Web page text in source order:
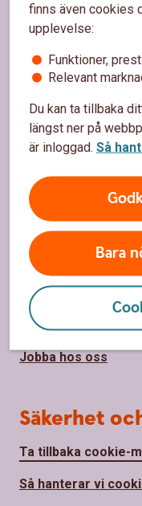
finns även cookies
upplevelse:
Funktioner,
Relevant
Du kan ta tillbaka
längst ner på
är inloggad. Så
Bara
Sidfot
Hitta snabbt
Kontakta oss
Spärrhjälp
Bli kund
Om oss
Om oss
Hållbarhet
Jobba hos oss
Säkerhet
Ta tillbaka cookie-
Så hanterar vi